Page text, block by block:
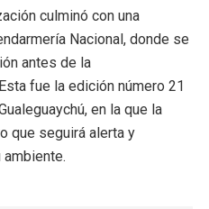
culminó con una
Nacional, donde se
antes de la
fue la edición número 21
en la que la
que seguirá alerta y